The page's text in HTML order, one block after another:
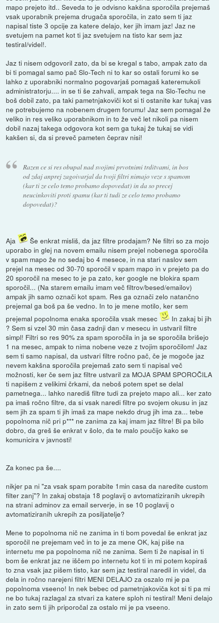
mapo prejeto itd.. Seveda to je odvisno kakšna sporočila prejemaš
vsak uporabnik prejema drugača sporočila, in zato sem ti jaz
napisal tiste 3 opcije za katere delajo, ker jih imam jaz! Jaz ne
svetujem na pamet kot ti jaz svetujem na tisto kar sem jaz
testiral/videl!.
Jaz ti nisem odgovoril zato, da bi se kregal s tabo, ampak zato da
bi ti pomagal samo pač Slo-Tech ni to kar so ostali forumi ko se
lahko z uporabniki normalno pogovarjaš pomagaš kateremukoli
administratorju.... in se ti še zahvali, ampak tega na Slo-Techu ne
boš dobil zato, pa taki pametnjakoviči kot si ti ostanite kar tukaj vas
ne potrebujemo na nobenem drugem forumu! Jaz sem pomagal že
veliko in res veliko uporabnikom in to že več let nikoli pa nisem
dobil nazaj takega odgovora kot sem ga tukaj že tukaj se vidi
kakšen si, da si preveč pameten čeprav nisi!
Razen ce si res obupal nad svojimi prvotnimi trditvami, in bos
od zdaj anprej zagoivarjal da tvoji filtri nimajo veze s spamom
(kar ti ze celo temo probamo dopovedat) in da so precej
neucinkoviti proti spamu (kar ti tudi ze celo temo probamo
dopovedat)?
Aja
Še enkrat misliš, da jaz filtre prodajam? Ne filtri so za mojo
uporabo in glej na novem emailu nisem prejel nobenega sporočila
v spam mapo že no sedaj bo 4 mesece, in na stari naslov sem
prejel na mesec od 30-70 sporočil v spam mapo in v prejeto pa do
20 sporočil na mesec to je pa zato, ker google ne blokira spam
sporočil... (Na starem emailu imam več filtrov/besed/emailov)
ampak jih samo označi kot spam. Res ga označi zelo natančno
prejemal ga boš pa še vedno. In to je mene motilo, ker sem
prejemal popolnoma enaka sporočila vsak mesec
In zakaj bi jih
? Sem si vzel 30 min časa zadnji dan v mesecu in ustvaril filtre
simpl! Filtri so res 90% za spam sporočila in ja se sporočila brišejo
1 na mesec, ampak to nima nobene veze z tvojim sporočilom! Jaz
sem ti samo napisal, da ustvari filtre ročno pač, če je mogoče jaz
nevem kakšna sporočila prejemaš zato sem ti napisal več
možnosti, ker če sem jaz filtre ustvaril za MOJA SPAM SPOROČILA
ti napišem z velikimi črkami, da neboš potem spet se delal
pametnega... lahko narediš filtre tudi za prejeto mapo ali... ker zato
pa imaš ročno filtre, da si vsak naredi filtre po svojem okusu in jaz
sem jih za spam ti jih imaš za mape nekdo drug jih ima za... tebe
popolnoma nič pri p*** ne zanima za kaj imam jaz filtre! Bi pa bilo
dobro, da greš še enkrat v šolo, da te malo poučijo kako se
komunicira v javnosti!
Za konec pa še....
nikjer pa ni "za vsak spam porabite 1min casa da naredite custom
filter zanj"? In zakaj obstaja 18 poglavij o avtomatiziranih ukrepih
na strani adminov za email serverje, in se 10 poglavij o
avtomatiziranih ukrepih za posiljatelje?
Mene to popolnoma nič ne zanima in ti bom povedal še enkrat jaz
sporočil ne prejemam več in to je za mene OK, kaj piše na
internetu me pa popolnoma nič ne zanima. Sem ti že napisal in ti
bom še enkrat jaz ne iščem po internetu kot ti in mi potem kopiraš
to zna vsak jaz pišem tisto, kar sem jaz testiral naredil in videl, da
dela in ročno narejeni filtri MENI DELAJO za oszalo mi je pa
popolnoma vseeno! In nek bebec od pametnjakoviča kot si ti pa mi
ne bo tukaj razlagal za stvari za katere sploh ni testiral! Meni delajo
in zato sem ti jih priporočal za ostalo mi je pa vseeno.